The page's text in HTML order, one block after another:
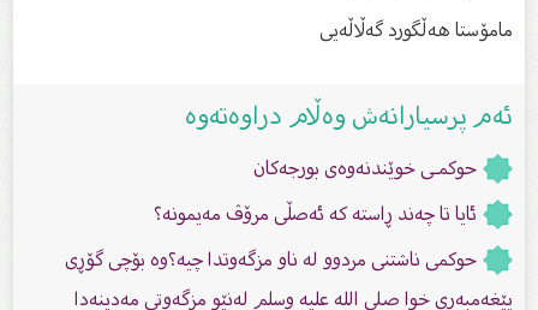
مامۆستا هەڵگورد گەڵاڵەیی
ئەم پرسیارانەش وەڵام دراوەتەوە
حوکمـی خوێندنەوەی بورجەکان
ئایا تا چەند ڕاستە کە ئەصڵى مرۆڤ مەیمونە؟
حوكمى ناشتنى مردوو لە ناو مزگەوتدا چیە؟وە بۆچی گۆڕى
پێغەمبەرى خوا صلى الله علیه وسلم لەنێو مزگەوتى مەدینەدا